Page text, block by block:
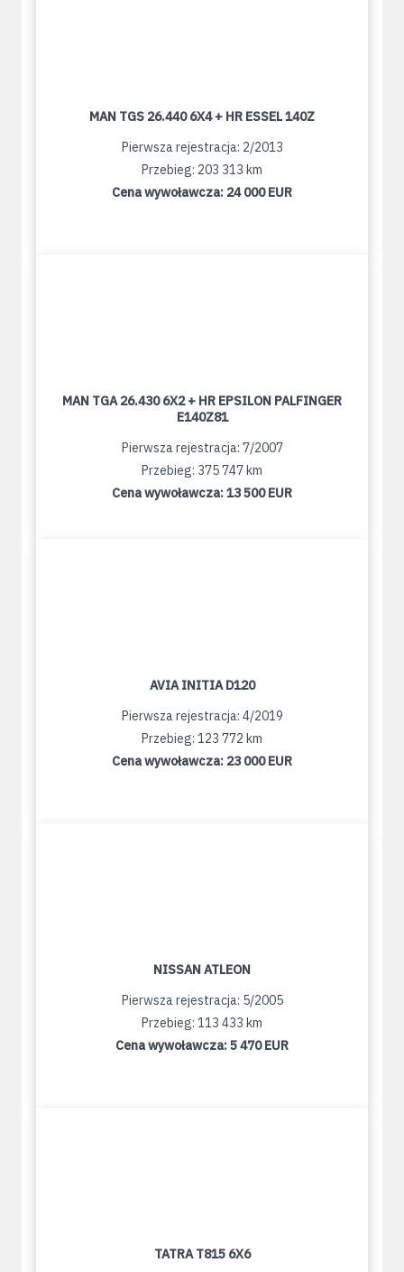
MAN TGS 26.440 6X4 + HR ESSEL 140Z
Pierwsza rejestracja: 2/2013
Przebieg: 203 313 km
Cena wywoławcza: 24 000 EUR
MAN TGA 26.430 6X2 + HR EPSILON PALFINGER
E140Z81
Pierwsza rejestracja: 7/2007
Przebieg: 375 747 km
Cena wywoławcza:13 500 EUR
AVIA INITIA D120
Pierwsza rejestracja: 4/2019
Przebieg: 123 772 km
Cena wywoławcza: 23 000 EUR
NISSAN ATLEON
Pierwsza rejestracja: 5/2005
Przebieg: 113 433 km
Cena wywoławcza:5 470 EUR
TATRA T815 6X6